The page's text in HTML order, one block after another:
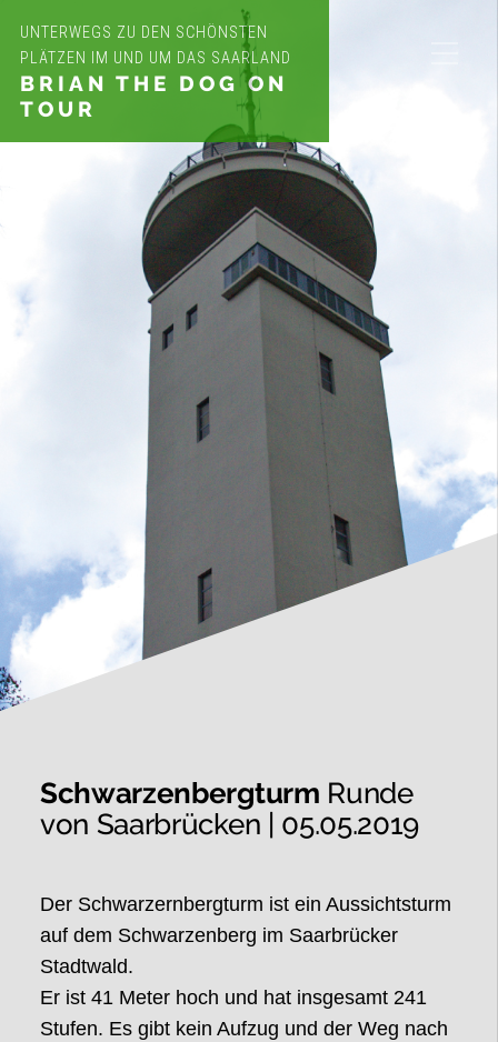
UNTERWEGS ZU DEN SCHÖNSTEN
PLÄTZEN IM UND UM DAS SAARLAND
BRIAN THE DOG ON
TOUR
Schwarzenbergturm Runde
von Saarbrücken | 05.05.2019
Der Schwarzernbergturm ist ein Aussichtsturm
auf dem Schwarzenberg im Saarbrücker
Stadtwald.
Er ist 41 Meter hoch und hat insgesamt 241
Stufen. Es gibt kein Aufzug und der Weg nach